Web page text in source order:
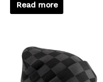
out
of
Read more